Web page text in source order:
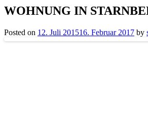
WOHNUNG IN
Posted on 12. Juli 201516. Februar 2017 by